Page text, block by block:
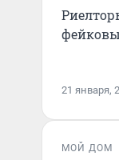
21 января,
МОЙ ДОМ